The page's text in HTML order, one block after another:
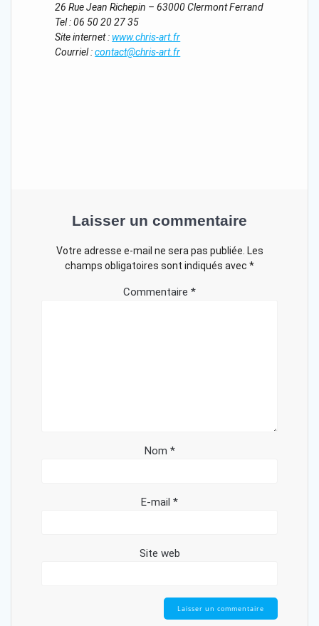
26 Rue Jean Richepin – 63000 Clermont Ferrand
Tel : 06 50 20 27 35
Site internet : www.chris-art.fr
Courriel :contact@chris-art.fr
Laisser un commentaire
Votre adresse e-mail ne sera pas publiée. Les
champs obligatoires sont indiqués avec *
Commentaire *
Nom *
E-mail *
Site web